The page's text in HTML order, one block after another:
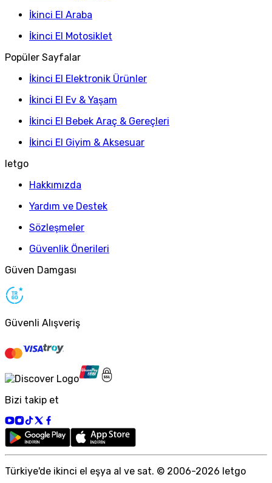
İkinci El Araba
İkinci El Motosiklet
Popüler Sayfalar
İkinci El Elektronik Ürünler
İkinci El Ev & Yaşam
İkinci El Bebek Araç & Gereçleri
İkinci El Giyim & Aksesuar
letgo
Hakkımızda
Yardım ve Destek
Sözleşmeler
Güvenlik Önerileri
Güven Damgası
Güvenli Alışveriş
Bizi takip et
Türkiye'de ikinci el eşya al ve sat. © 2006-2026 letgo